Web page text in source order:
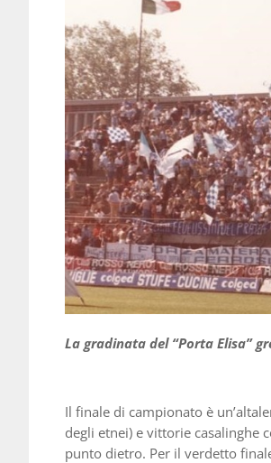
La gradinata del “Porta Elisa”
Il finale di campionato è
degli etnei) e vittorie casalinghe
punto dietro. Per il verdetto